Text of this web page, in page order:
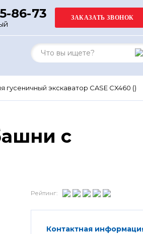
86-73
гусеничный экскаватор CASE CX460 ()
с
Рейтинг:
Контактная